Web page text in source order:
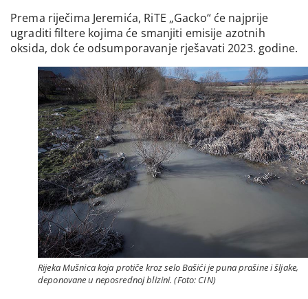
Prema riječima Jeremića, RiTE „Gacko“ će najprije
ugraditi filtere kojima će smanjiti emisije azotnih
oksida, dok će odsumporavanje rješavati 2023. godine.
Rijeka Mušnica koja protiče kroz selo Bašići je puna prašine i šljake,
deponovane u neposrednoj blizini. (Foto: CIN)